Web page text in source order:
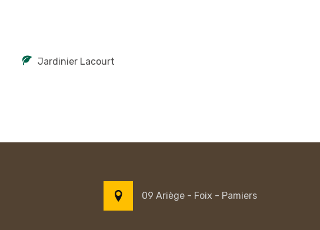
Jardinier Lacourt
09 Ariège - Foix - Pamiers